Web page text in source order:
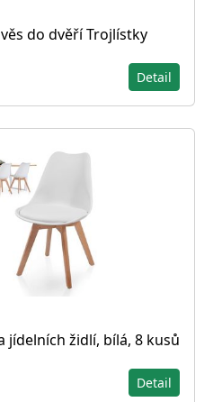
do dvěří Trojlístky
Detail
jídelních židlí, bílá, 8 kusů
Detail